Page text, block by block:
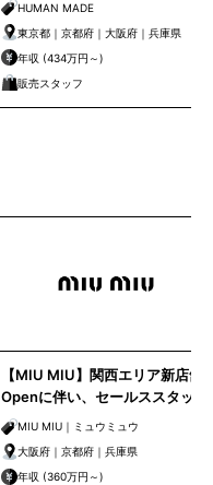
HUMAN MADE
東京都｜京都府｜大阪府｜兵庫県
年収 (434万円～)
販売スタッフ
【MIU MIU】関西エリア新店舗
Openに伴い、セールススタッ
フ/ストックアシスタント募集！
MIU MIU｜ミュウミュウ
大阪府｜京都府｜兵庫県
年収 (360万円～)